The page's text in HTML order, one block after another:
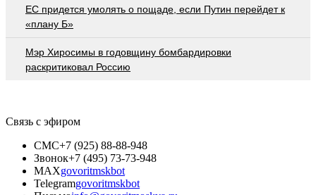
EC придется умолять о пощаде, если Путин перейдет к
«плану Б»
Мэр Хиросимы в годовщину бомбардировки
раскритиковал Россию
Связь с эфиром
СМС+7 (925) 88-88-948
Звонок+7 (495) 73-73-948
MAXgovoritmskbot
Telegramgovoritmskbot